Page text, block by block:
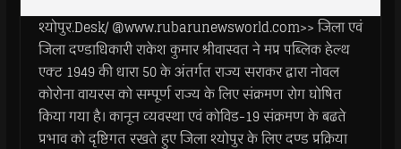
श्योपुर.Desk/ @www.rubarunewsworld.com>> जिला एवं
जिला दण्डाधिकारी राकेश कुमार श्रीवास्वत ने मप्र पब्लिक हेल्थ
एक्ट 1949 की धारा 50 के अंतर्गत राज्य सराकर द्वारा नोवल
कोरोना वायरस को सम्पूर्ण राज्य के लिए संक्रमण रोग घोषित
किया गया है। कानून व्यवस्था एवं कोविड-19 संक्रमण के बढते
प्रभाव को दृष्टिगत रखते हुए जिला श्योपुर के लिए दण्ड प्रक्रिया